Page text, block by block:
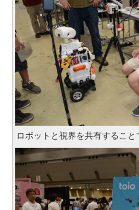
ロボットと視界を共有するこ